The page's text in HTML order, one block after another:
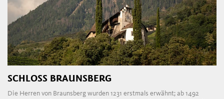
SCHLOSS BRAUNSBERG
Die Herren von Braunsberg wurden 1231 erstmals erwähnt; ab 1492